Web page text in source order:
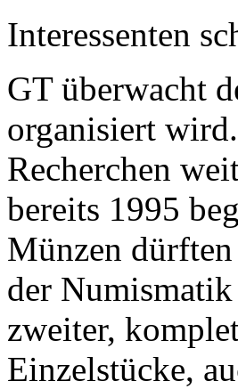
Interessenten
GT überwacht
organisiert
Recherchen
bereits 1995
Münzen
der
zweiter,
Einzelstücke,